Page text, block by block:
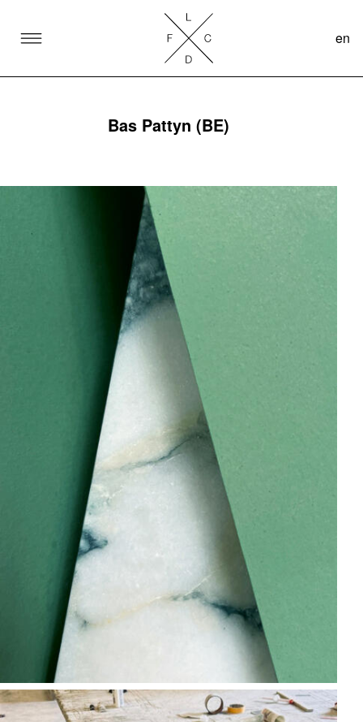
SKIP TO CONTENT
en
Bas Pattyn (BE)